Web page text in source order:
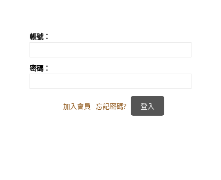
帳號：
密碼：
加入會員 忘記密碼?